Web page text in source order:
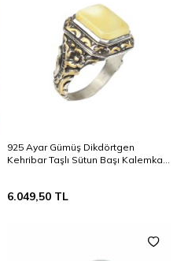
925 Ayar Gümüş Dikdörtgen
Kehribar Taşlı Sütun Başı Kalemkar
6.049,50 TL